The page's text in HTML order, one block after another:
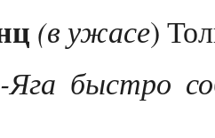
(в ужасе)
Яга быстро